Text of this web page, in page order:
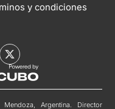
y condiciones
Argentina. Director